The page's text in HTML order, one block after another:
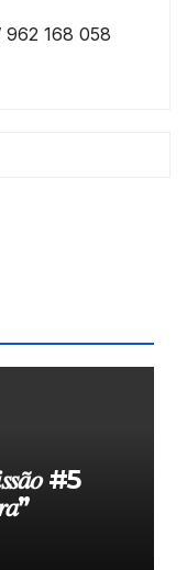
962 168 058
#5